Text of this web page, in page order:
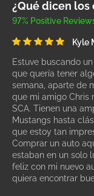
¿Qué dicen los
97% Positive
Kyle
Estuve buscando
que quería tener
semana, aparte de
que mi amigo Chris
SCA. Tienen una
Mustangs hasta
que estoy tan
Comprar un auto
estaban en un solo
feliz con mi nuevo
quiera encontrar